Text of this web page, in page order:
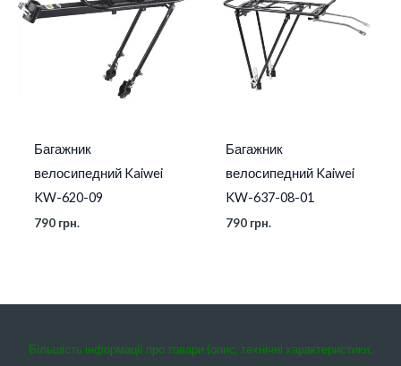
Багажник
велосипедний Kaiwei
KW-620-09
790 грн.
Багажник
велосипедний Kaiwei
KW-637-08-01
790 грн.
Більшість інформації про товари (опис, технічні характеристики,